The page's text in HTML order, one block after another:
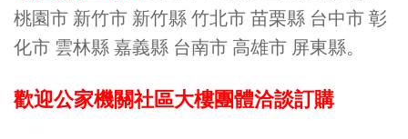
桃園市 新竹市 新竹縣 竹北市 苗栗縣 台中市 彰
化市 雲林縣 嘉義縣 台南市 高雄市 屏東縣。
歡迎公家機關社區大樓團體洽談訂購